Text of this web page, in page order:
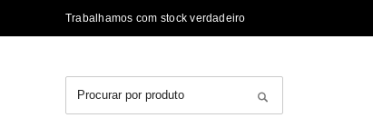
Trabalhamos com stock verdadeiro